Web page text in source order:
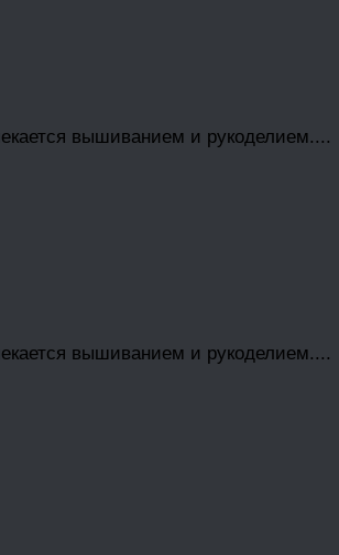
вышиванием и рукоделием....
вышиванием и рукоделием....